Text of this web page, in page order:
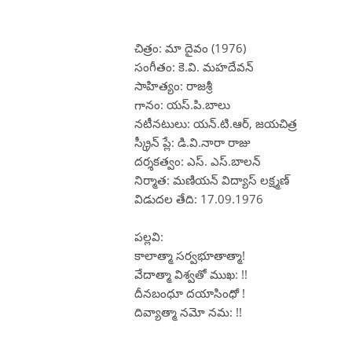
చిత్రం: మా దైవం (1976)
సంగీతం: కె.వి. మహదేవన్
సాహిత్యం: రాజశ్రీ
గానం: యస్.పి.బాలు
నటీనటులు: యన్.టి.ఆర్, జయచిత్ర
స్క్రీన్ ప్లే: డి.వి.నారా రాజు
దర్శకత్వం: ఎస్. ఎస్.బాలన్
నిర్మాత: మణియన్ విద్యాస్ లక్ష్మణ్
విడుదల తేది: 17.09.1976
పల్లవి:
కాలాత్మా సర్వభూతాత్మా!
వేదాత్మా విశ్వతో ముఖ: !!
దీనబంధూ దయాసింధో !
దివ్యాత్మా నమో నమ: !!